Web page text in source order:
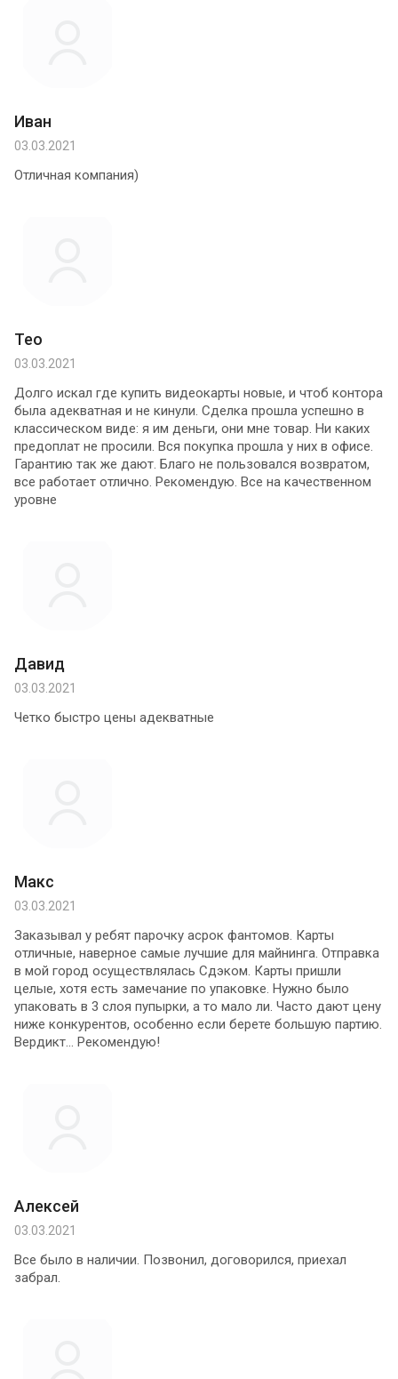
Иван
03.03.2021
Отличная компания)
Тео
03.03.2021
Долго искал где купить видеокарты новые, и чтоб контора
была адекватная и не кинули. Сделка прошла успешно в
классическом виде: я им деньги, они мне товар. Ни каких
предоплат не просили. Вся покупка прошла у них в офисе.
Гарантию так же дают. Благо не пользовался возвратом,
все работает отлично. Рекомендую. Все на качественном
уровне
Давид
03.03.2021
Четко быстро цены адекватные
Макс
03.03.2021
Заказывал у ребят парочку асрок фантомов. Карты
отличные, наверное самые лучшие для майнинга. Отправка
в мой город осуществлялась Сдэком. Карты пришли
целые, хотя есть замечание по упаковке. Нужно было
упаковать в 3 слоя пупырки, а то мало ли. Часто дают цену
ниже конкурентов, особенно если берете большую партию.
Вердикт... Рекомендую!
Алексей
03.03.2021
Все было в наличии. Позвонил, договорился, приехал
забрал.